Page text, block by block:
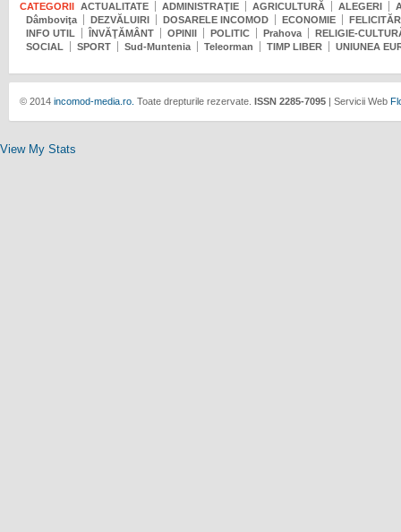
CATEGORII ACTUALITATE ADMINISTRAŢIE AGRICULTURĂ ALEGERI
Dâmboviţa
DEZVĂLUIRI DOSARELE INCOMOD ECONOMIE
INFO UTIL
ÎNVĂŢĂMÂNT OPINII POLITIC Prahova
RELIGIE-
SOCIAL
SPORT Sud-Muntenia Teleorman TIMP LIBER UNIUNEA
© 2014incomod-media.ro. Toate drepturile rezervate. ISSN 2285-7095| Servicii Web
View My Stats